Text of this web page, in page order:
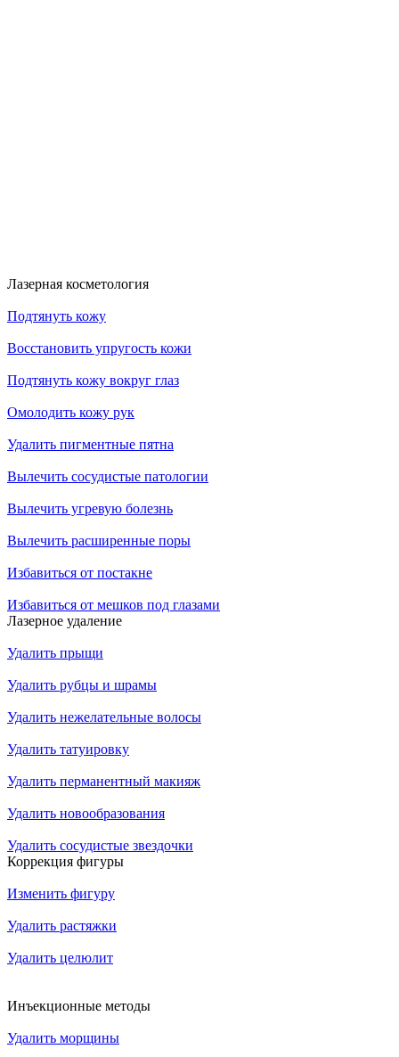
Лазерная косметология
Подтянуть кожу
Восстановить упругость кожи
Подтянуть кожу вокруг глаз
Омолодить кожу рук
Удалить пигментные пятна
Вылечить сосудистые патологии
Вылечить угревую болезнь
Вылечить расширенные поры
Избавиться от постакне
Избавиться от мешков под глазами
Лазерное удаление
Удалить прыщи
Удалить рубцы и шрамы
Удалить нежелательные волосы
Удалить татуировку
Удалить перманентный макияж
Удалить новообразования
Удалить сосудистые звездочки
Коррекция фигуры
Изменить фигуру
Удалить растяжки
Удалить целюлит
Инъекционные методы
Удалить морщины